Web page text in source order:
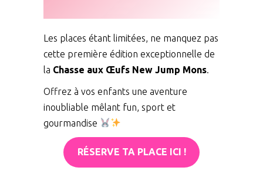
Les places étant limitées, ne manquez pas
cette première édition exceptionnelle de
la Chasse aux Œufs New Jump Mons.
Offrez à vos enfants une aventure
inoubliable mêlant fun, sport et
gourmandise
RÉSERVE TA PLACE ICI !